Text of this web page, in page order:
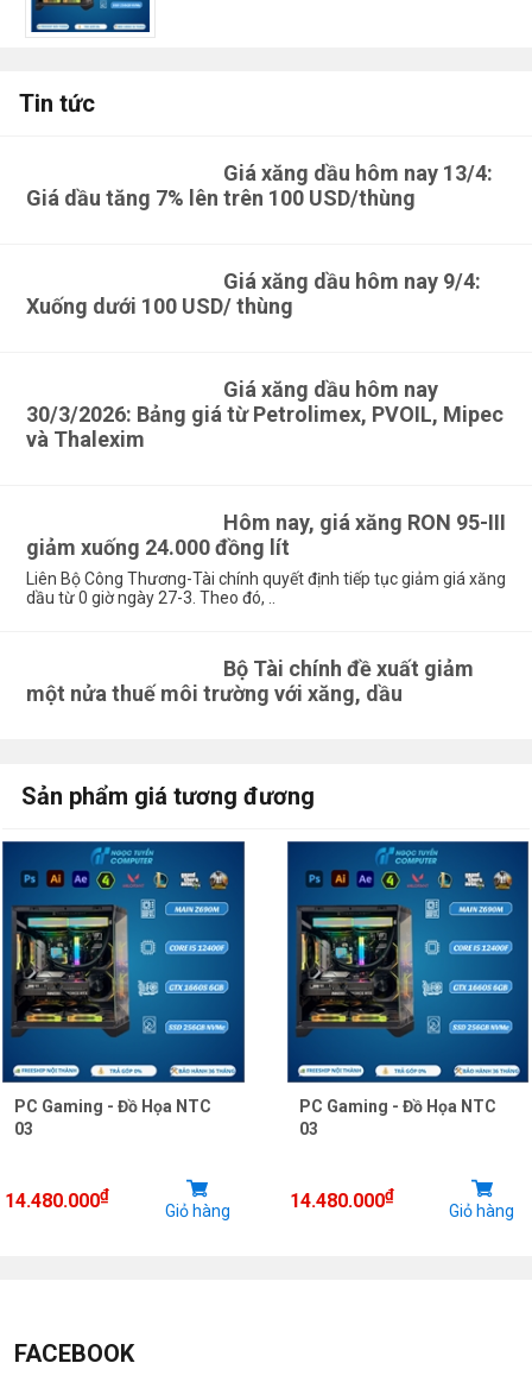
Tin tức
Giá xăng dầu hôm nay 13/4:
Giá dầu tăng 7% lên trên 100 USD/thùng
Giá xăng dầu hôm nay 9/4:
Xuống dưới 100 USD/ thùng
Giá xăng dầu hôm nay
30/3/2026: Bảng giá từ Petrolimex, PVOIL, Mipec
và Thalexim
Hôm nay, giá xăng RON 95-III
giảm xuống 24.000 đồng lít
Liên Bộ Công Thương-Tài chính quyết định tiếp tục giảm giá xăng
dầu từ 0 giờ ngày 27-3. Theo đó, ..
Bộ Tài chính đề xuất giảm
một nửa thuế môi trường với xăng, dầu
Sản phẩm giá tương đương
PC Gaming - Đồ Họa NTC
03
14.480.000₫
Giỏ hàng
PC Gaming - Đồ Họa NTC
03
14.480.000₫
Giỏ hàng
FACEBOOK